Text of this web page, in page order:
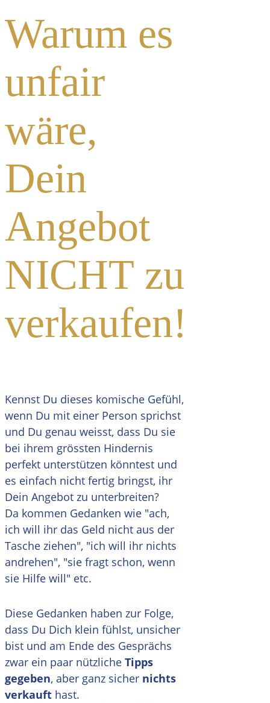
Warum es
unfair
wäre,
Dein
Angebot
NICHT zu
verkaufen!
Kennst Du dieses komische Gefühl,
wenn Du mit einer Person sprichst
und Du genau weisst, dass Du sie
bei ihrem grössten Hindernis
perfekt unterstützen könntest und
es einfach nicht fertig bringst, ihr
Dein Angebot zu unterbreiten?
Da kommen Gedanken wie "ach,
ich will ihr das Geld nicht aus der
Tasche ziehen", "ich will ihr nichts
andrehen", "sie fragt schon, wenn
sie Hilfe will" etc.
Diese Gedanken haben zur Folge,
dass Du Dich klein fühlst, unsicher
bist und am Ende des Gesprächs
zwar ein paar nützliche Tipps
gegeben, aber ganz sicher nichts
verkauft hast.